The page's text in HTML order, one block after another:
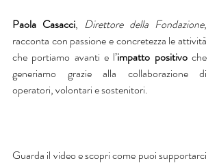
Paola Casacci, Direttore della Fondazione,
racconta con passione e concretezza le attività
che portiamo avanti e l’impatto positivo che
generiamo grazie alla collaborazione di
operatori, volontari e sostenitori.
Guarda il video e scopri come puoi supportarci